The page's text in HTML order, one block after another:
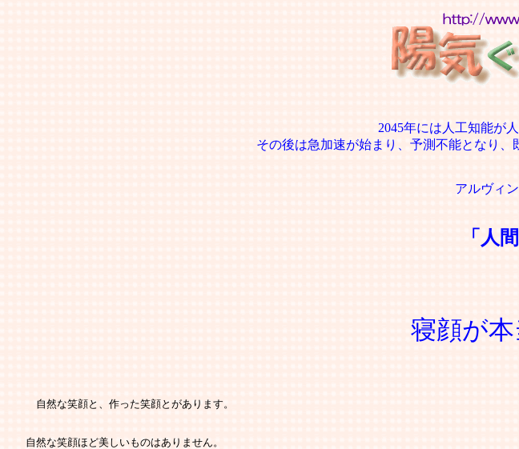
2045年には人工知能が
その後は急加速が始まり、予測不能となり、
アルヴィ
「人
寝顔が
自然な笑顔と、作った笑顔とがあります。
自然な笑顔ほど美しいものはありません。